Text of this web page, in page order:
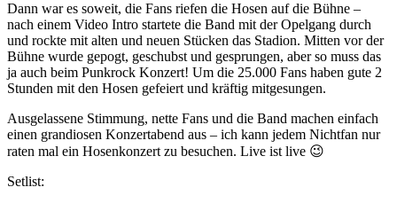
Dann war es soweit, die Fans riefen die Hosen auf die Bühne –
nach einem Video Intro startete die Band mit der Opelgang durch
und rockte mit alten und neuen Stücken das Stadion. Mitten vor der
Bühne wurde gepogt, geschubst und gesprungen, aber so muss das
ja auch beim Punkrock Konzert! Um die 25.000 Fans haben gute 2
Stunden mit den Hosen gefeiert und kräftig mitgesungen.
Ausgelassene Stimmung, nette Fans und die Band machen einfach
einen grandiosen Konzertabend aus – ich kann jedem Nichtfan nur
raten mal ein Hosenkonzert zu besuchen. Live ist live 😉
Setlist: